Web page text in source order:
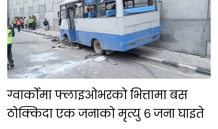
ग्वार्कोमा फ्लाइओभरको भित्तामा बस
ठोक्किदा एक जनाको मृत्यु ६ जना घाइते